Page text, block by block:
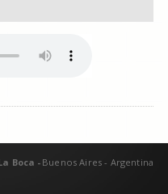
Buenos Aires - Argentina
Boca -